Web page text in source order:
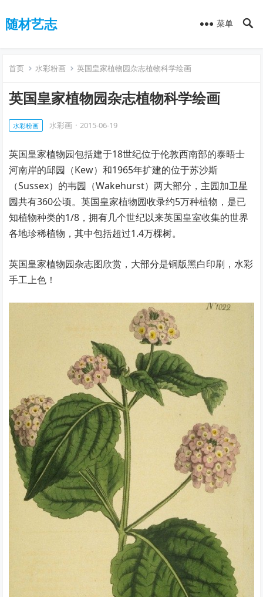
随材艺志 菜单
首页 水彩粉画 英国皇家植物园杂志植物科学绘画
英国皇家植物园杂志植物科学绘画
水彩粉画 水彩画 · 2015-06-19
英国皇家植物园包括建于18世纪位于伦敦西南部的泰晤士
河南岸的邱园（Kew）和1965年扩建的位于苏沙斯
（Sussex）的韦园（Wakehurst）两大部分，主园加卫星
园共有360公顷。英国皇家植物园收录约5万种植物，是已
知植物种类的1/8，拥有几个世纪以来英国皇室收集的世界
各地珍稀植物，其中包括超过1.4万棵树。
英国皇家植物园杂志图欣赏，大部分是铜版黑白印刷，水彩
手工上色！